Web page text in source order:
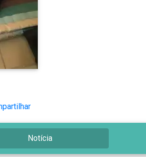
Notícia